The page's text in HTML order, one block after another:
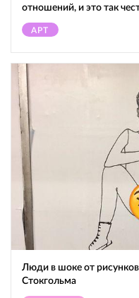
отношений, и это так
АРТ
Люди в шоке от
Стокгольма